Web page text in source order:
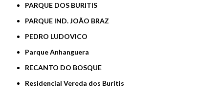
PARQUE DOS BURITIS
PARQUE IND. JOÃO BRAZ
PEDRO LUDOVICO
Parque Anhanguera
RECANTO DO BOSQUE
Residencial Vereda dos Buritis